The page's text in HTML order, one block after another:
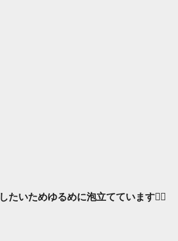
たいためゆるめに泡立てています🙇‍♀️